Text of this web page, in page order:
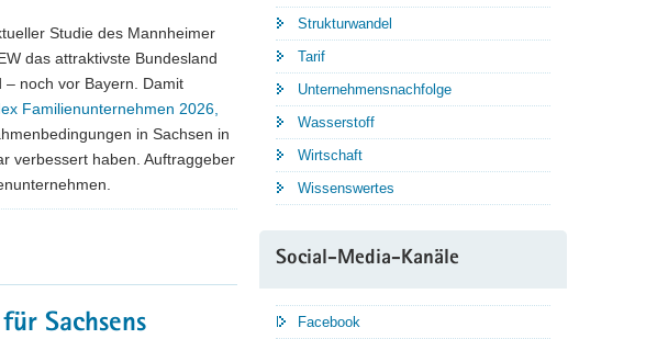
Studie des Mannheimer
das attraktivste Bundesland
noch vor Bayern. Damit
Familienunternehmen 2026,
in Sachsen in
verbessert haben. Auftraggeber
Sachsens
Strukturwandel
Tarif
Unternehmensnachfolge
Wasserstoff
Wirtschaft
Wissenswertes
Social-Media-Kanäle
Facebook